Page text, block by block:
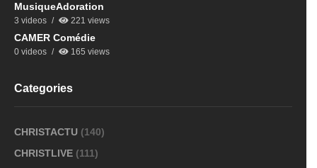
MusiqueAdoration
3 videos 221 views
CAMER Comédie
0 videos 165 views
Categories
CHRISTACTU (140)
CHRISTLIVE (111)